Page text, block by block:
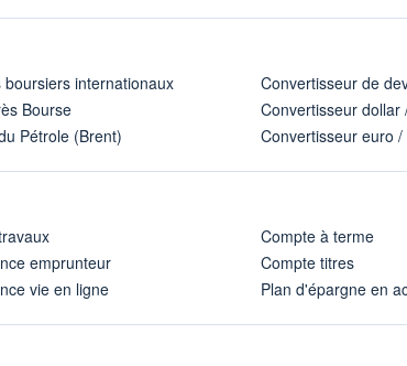
boursiers internationaux
Bourse
Pétrole (Brent)
Convertisseur de
Convertisseur dollar
Convertisseur euro /
emprunteur
vie en ligne
Compte à terme
Compte titres
Plan d'épargne en